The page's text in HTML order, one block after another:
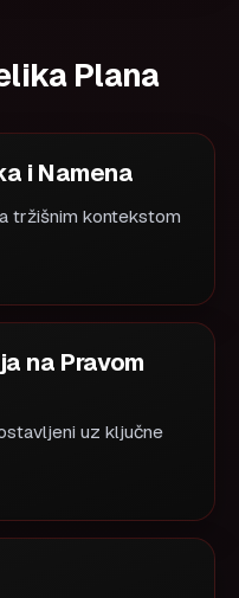
Plana
i Namena
tržišnim kontekstom
na Pravom
uz ključne